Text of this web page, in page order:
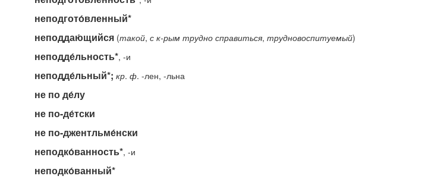
неподгото́вленный*
неподдаю́щийся (такой, с к-рым трудно справиться, трудновоспитуемый)
неподде́льность*, -и
неподде́льный*; кр. ф. -лен, -льна
не по де́лу
не по-де́тски
не по-джентльме́нски
неподко́ванность*, -и
неподко́ванный*